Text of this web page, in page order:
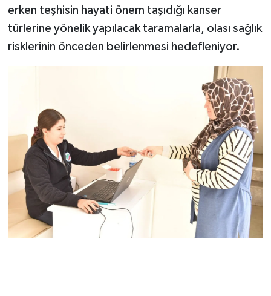
erken teşhisin hayati önem taşıdığı kanser
türlerine yönelik yapılacak taramalarla, olası sağlık
risklerinin önceden belirlenmesi hedefleniyor.